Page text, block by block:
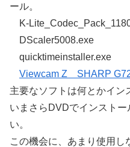
ール。
K-
DScaler5008.exe
quicktimeinstaller.exe
Viewcam Z SHARP
主要なソフトは何とかイン
いまさらDVDでインスト
い。
この機会に、あまり使用し